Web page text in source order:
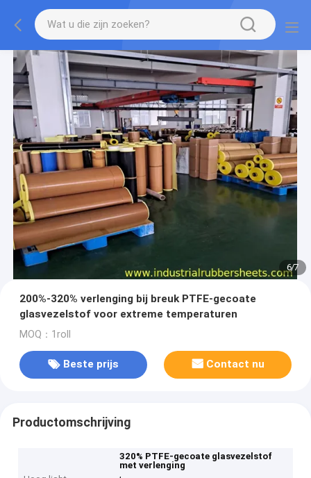
7/7
200%-320% verlenging bij breuk PTFE-gecoate
glasvezelstof voor extreme temperaturen
MOQ：1roll
Beste prijs Contact nu
Productomschrijving
320% PTFE-gecoate glasvezelstof
met verlenging
,